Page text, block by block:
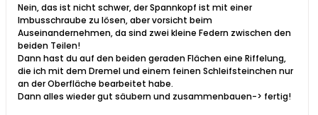
Nein, das ist nicht schwer, der Spannkopf ist mit einer
Imbusschraube zu lösen, aber vorsicht beim
Auseinandernehmen, da sind zwei kleine Federn zwischen den
beiden Teilen!
Dann hast du auf den beiden geraden Flächen eine Riffelung,
die ich mit dem Dremel und einem feinen Schleifsteinchen nur
an der Oberfläche bearbeitet habe.
Dann alles wieder gut säubern und zusammenbauen-> fertig!